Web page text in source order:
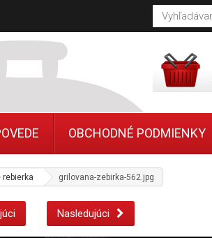
rebierka grilovana-zebirka-562.jpg
Nasledujúci
OBCHODNÉ PODMIENKY